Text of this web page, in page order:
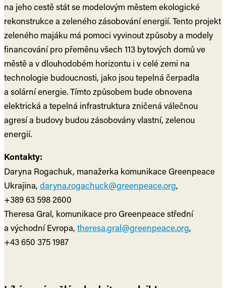
na jeho cestě stát se modelovým městem ekologické
rekonstrukce a zeleného zásobování energií. Tento projekt
zeleného majáku má pomoci vyvinout způsoby a modely
financování pro přeměnu všech 113 bytových domů ve
městě a v dlouhodobém horizontu i v celé zemi na
technologie budoucnosti, jako jsou tepelná čerpadla
a solární energie. Tímto způsobem bude obnovena
elektrická a tepelná infrastruktura zničená válečnou
agresí a budovy budou zásobovány vlastní, zelenou
energií.
Kontakty:
Daryna Rogachuk, manažerka komunikace Greenpeace
Ukrajina, daryna.rogachuck@greenpeace.org,
+389 63 598 2600
Theresa Gral, komunikace pro Greenpeace střední
a východní Evropa, theresa.gral@greenpeace.org,
+43 650 375 1987